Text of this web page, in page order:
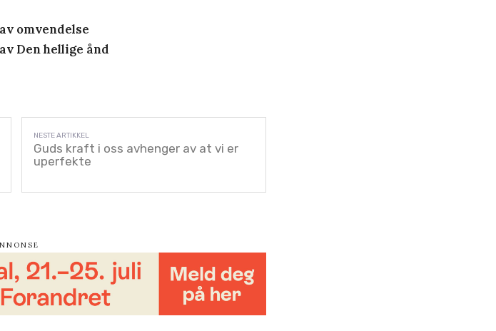
omvendelse
Den hellige ånd
Guds kraft i oss avhenger av at vi er
uperfekte